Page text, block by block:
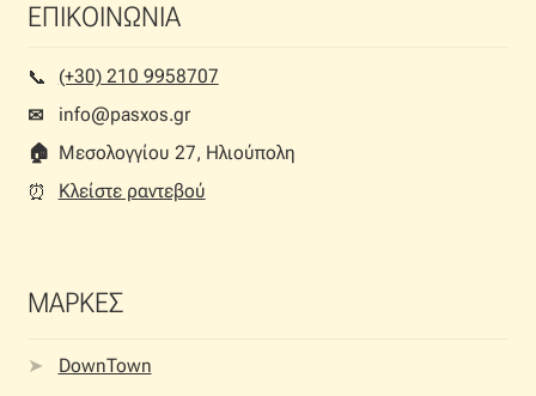
Φιλ-κουπέ
Φλάμα
Ψάθα
Όροι Χρήσης
ΕΠΙΚΟΙΝΩΝΙΑ
📞︎
(+30) 210 9958707
✉
info@pasxos.gr
🏠︎ Μεσολογγίου 27, Ηλιούπολη
⏰︎
Κλείστε ραντεβού
ΜΑΡΚΕΣ
DownTown